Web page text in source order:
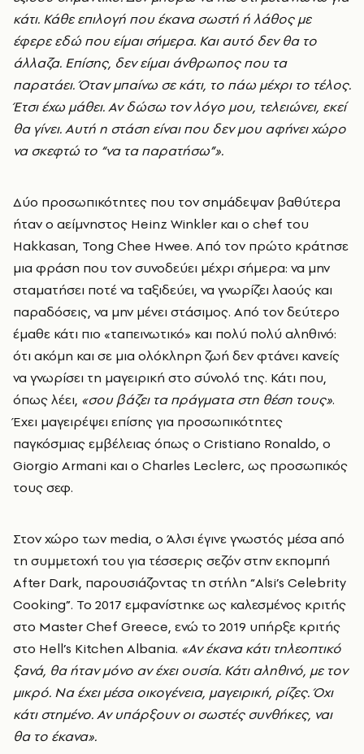
κάτι. Κάθε επιλογή που έκανα σωστή ή λάθος με
έφερε εδώ που είμαι σήμερα. Και αυτό δεν θα το
άλλαζα. Επίσης, δεν είμαι άνθρωπος που τα
παρατάει. Όταν μπαίνω σε κάτι, το πάω μέχρι το τέλος.
Έτσι έχω μάθει. Αν δώσω τον λόγο μου, τελειώνει, εκεί
θα γίνει. Αυτή η στάση είναι που δεν μου αφήνει χώρο
να σκεφτώ το “να τα παρατήσω”».
Δύο προσωπικότητες που τον σημάδεψαν βαθύτερα
ήταν ο αείμνηστος Heinz Winkler και ο chef του
Hakkasan, Tong Chee Hwee. Από τον πρώτο κράτησε
μια φράση που τον συνοδεύει μέχρι σήμερα: να μην
σταματήσει ποτέ να ταξιδεύει, να γνωρίζει λαούς και
παραδόσεις, να μην μένει στάσιμος. Από τον δεύτερο
έμαθε κάτι πιο «ταπεινωτικό» και πολύ πολύ αληθινό:
ότι ακόμη και σε μια ολόκληρη ζωή δεν φτάνει κανείς
να γνωρίσει τη μαγειρική στο σύνολό της. Κάτι που,
όπως λέει, «σου βάζει τα πράγματα στη θέση τους».
Έχει μαγειρέψει επίσης για προσωπικότητες
παγκόσμιας εμβέλειας όπως ο Cristiano Ronaldo, ο
Giorgio Armani και ο Charles Leclerc, ως προσωπικός
τους σεφ.
Στον χώρο των media, o Άλσι έγινε γνωστός μέσα από
τη συμμετοχή του για τέσσερις σεζόν στην εκπομπή
After Dark, παρουσιάζοντας τη στήλη “Alsi’s Celebrity
Cooking”. Το 2017 εμφανίστηκε ως καλεσμένος κριτής
στο Master Chef Greece, ενώ το 2019 υπήρξε κριτής
στο Hell’s Kitchen Albania. «Αν έκανα κάτι τηλεοπτικό
ξανά, θα ήταν μόνο αν έχει ουσία. Κάτι αληθινό, με τον
μικρό. Να έχει μέσα οικογένεια, μαγειρική, ρίζες. Όχι
κάτι στημένο. Αν υπάρξουν οι σωστές συνθήκες, ναι
θα το έκανα».